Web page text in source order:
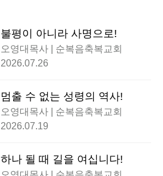
불평이 아니라 사명으로!
오영대목사 | 순복음축복교회
2026.07.26
멈출 수 없는 성령의 역사!
오영대목사 | 순복음축복교회
2026.07.19
하나 될 때 길을 여십니다!